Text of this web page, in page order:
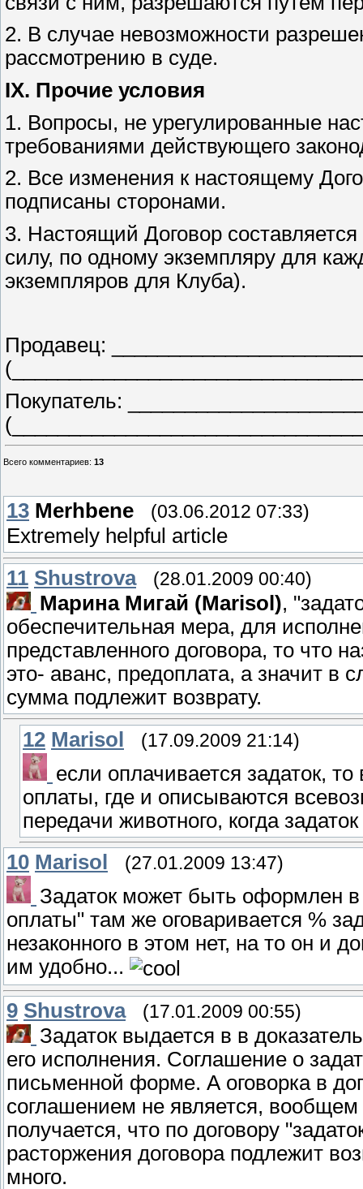
2. В случае невозможности
рассмотрению в суде.
IX. Прочие условия
1. Вопросы, не урегулированные
требованиями действующего
2. Все изменения к настоящему
подписаны сторонами.
3. Настоящий Договор
силу, по одному экземпляру для
экземпляров для Клуба).
Продавец:
Покупатель:
Всего комментариев: 13
13 Merhbene (03.06.2012 07:33)
Extremely helpful article
11 Shustrova (28.01.2009 00:40)
Марина Мигай (Marisol),
обеспечительная мера, для
представленного договора, то что
это- аванс, предоплата, а значит в
сумма подлежит возврату.
12 Marisol (17.09.2009 21:14)
если оплачивается задаток,
оплаты, где и описываются
передачи животного, когда
10 Marisol (27.01.2009 13:47)
Задаток может быть оформлен в
оплаты" там же оговаривается %
незаконного в этом нет, на то он и
им удобно...
9 Shustrova (17.01.2009 00:55)
Задаток выдается в в
его исполнения. Соглашение о
письменной форме. А оговорка в
соглашением не является,
получается, что по договору
расторжения договора подлежит
много.